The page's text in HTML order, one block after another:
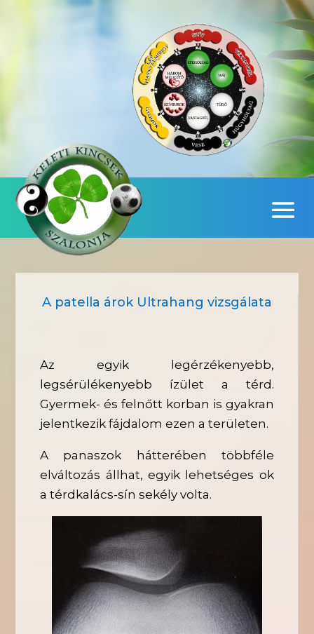
A patella árok Ultrahang vizsgálata
Az egyik legérzékenyebb,
legsérülékenyebb ízület a térd.
Gyermek- és felnőtt korban is gyakran
jelentkezik fájdalom ezen a területen.
A panaszok hátterében többféle
elváltozás állhat, egyik lehetséges ok
a térdkalács-sín sekély volta.